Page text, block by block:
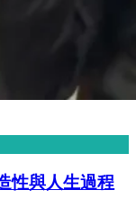
性與人生過程